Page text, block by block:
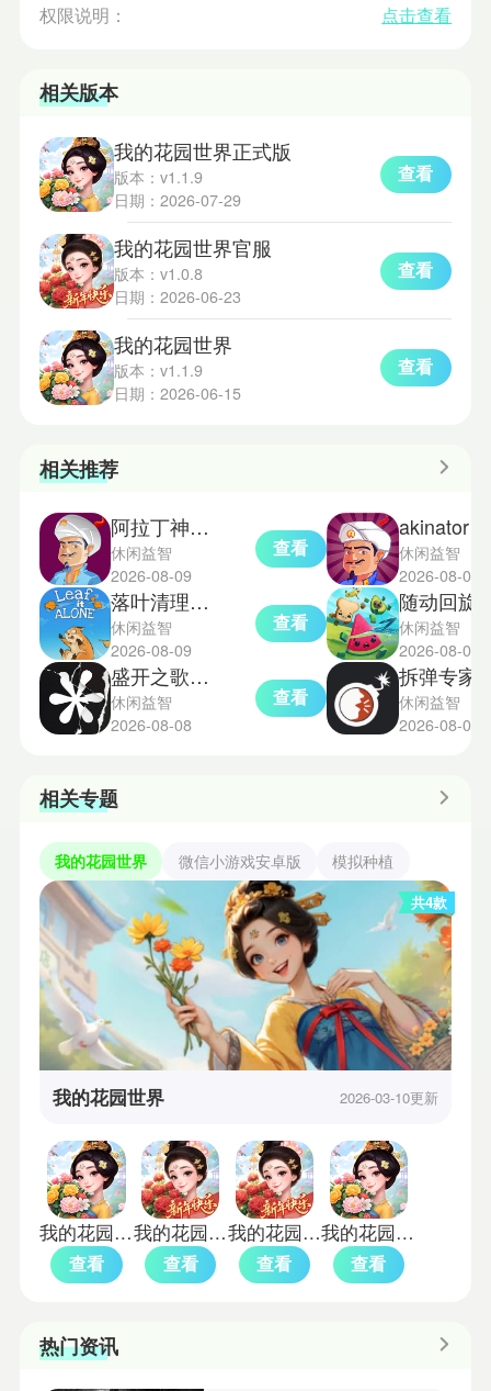
权限说明： 点击查看
相关版本
我的花园世界正式版
版本：v1.1.9
日期：2026-07-29
查看
我的花园世界官服
版本：v1.0.8
日期：2026-06-23
查看
我的花园世界
版本：v1.1.9
日期：2026-06-15
查看
相关推荐
阿拉丁神灯猜人名
休闲益智
2026-08-09
查看
落叶清理模拟器手机移植版
休闲益智
2026-08-09
查看
盛开之歌完整版
休闲益智
2026-08-08
查看
akinator神灯猜人名
休闲益智
2026-08-08
休闲益智
2026-08-08
休闲益智
2026-08-07
相关专题
我的花园世界 微信小游戏安卓版 模拟种植
共4款
我的花园世界 2026-03-10更新
我的花园世界正式版
查看
我的花园世界官服
查看
我的花园世界手机版
查看
我的花园世界
查看
热门资讯